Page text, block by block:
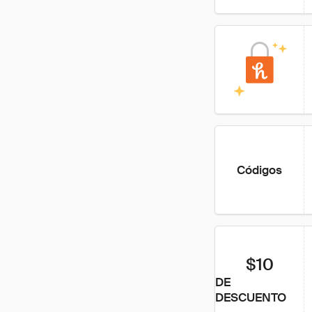
Códigos
$10
DE
DESCUENTO